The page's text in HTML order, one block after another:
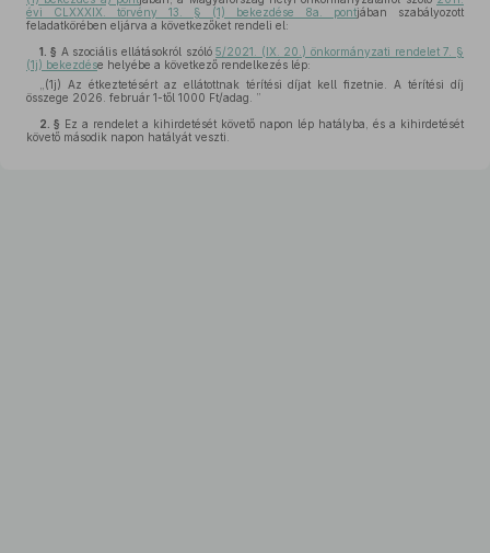
évi CLXXXIX. törvény 13. § (1) bekezdése 8a. pontjában szabályozott
feladatkörében eljárva a következőket rendeli el:
1. § A szociális ellátásokról szóló5/2021. (IX. 20.) önkormányzati rendelet 7. §
(1j) bekezdése helyébe a következő rendelkezés lép:
„(1j) Az étkeztetésért az ellátottnak térítési díjat kell fizetnie. A térítési díj
összege 2026. február 1-től 1000 Ft/adag. ”
2. § Ez a rendelet a kihirdetését követő napon lép hatályba, és a kihirdetését
követő második napon hatályát veszti.